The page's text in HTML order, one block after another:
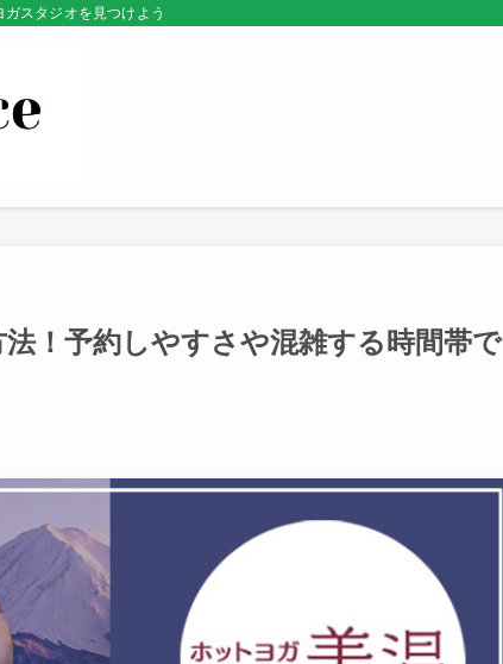
スタジオを見つけよう
！予約しやすさや混雑する時間帯で